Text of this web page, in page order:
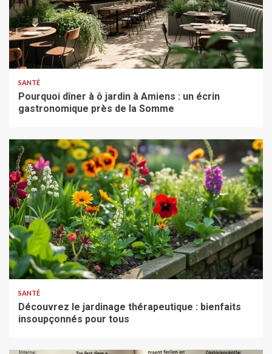
SANTÉ
Pourquoi dîner à ô jardin à Amiens : un écrin
gastronomique près de la Somme
SANTÉ
Découvrez le jardinage thérapeutique : bienfaits
insoupçonnés pour tous